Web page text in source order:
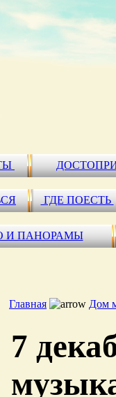
ГДЕ ПОЕСТЬ
И ПАНОРАМЫ
Главная Дом
7